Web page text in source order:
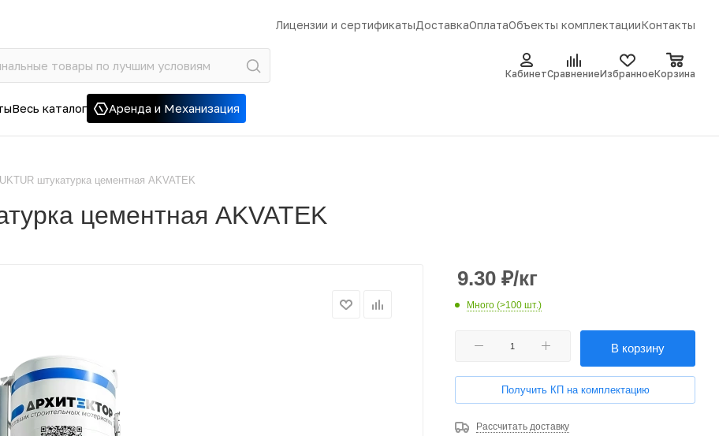
Лицензии и сертификатыДоставкаОплатаОбъекты комплектацииКонтакты
КабинетСравнениеИзбранноеКорзина
Весь каталог Аренда и Механизация
штукатурка цементная AKVATEK
цементная AKVATEK
9.30 ₽/кг
Много (>100 шт.)
В корзину
Получить КП на комплектацию
Рассчитать доставку